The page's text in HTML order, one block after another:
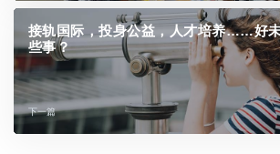
接轨国际，投身公益，人才培养……好
些事？
下一篇